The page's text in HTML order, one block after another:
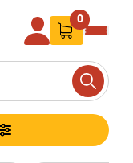
Search
0